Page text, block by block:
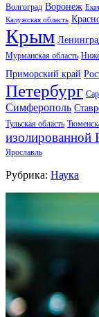
Волгоград Воронеж
Калужская область
Крым
Мурманская область
Приморский край
Петербург
Симферополь
Тульская область
изолированной
Ярославль
Рубрика: Наука